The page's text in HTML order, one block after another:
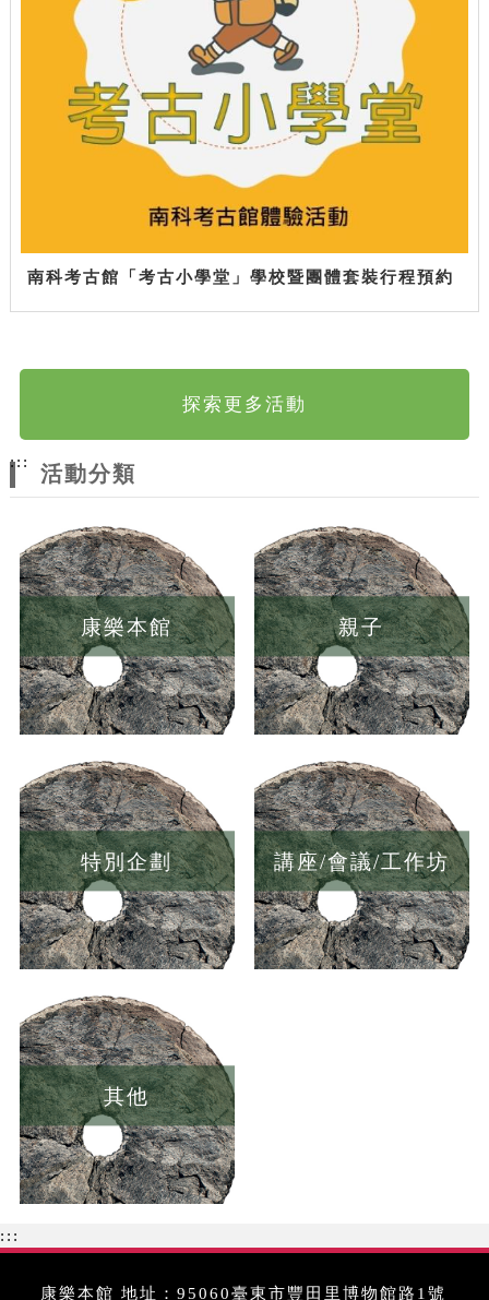
南科考古館「考古小學堂」學校暨團體套裝行程預約
探索更多活動
:::
活動分類
康樂本館 親子
特別企劃 講座/會議/工作坊
其他
:::
康樂本館 地址：95060臺東市豐田里博物館路1號